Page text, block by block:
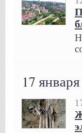
17